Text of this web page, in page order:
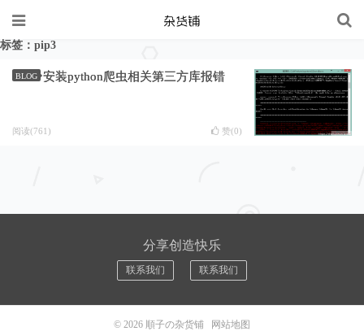
标签：pip3
BLOG 安装python爬虫相关第三方库报错
阅读(761) 赞(0)
分享创造快乐
联系我们 联系我们
© 2026 順子の杂货铺 网站地图